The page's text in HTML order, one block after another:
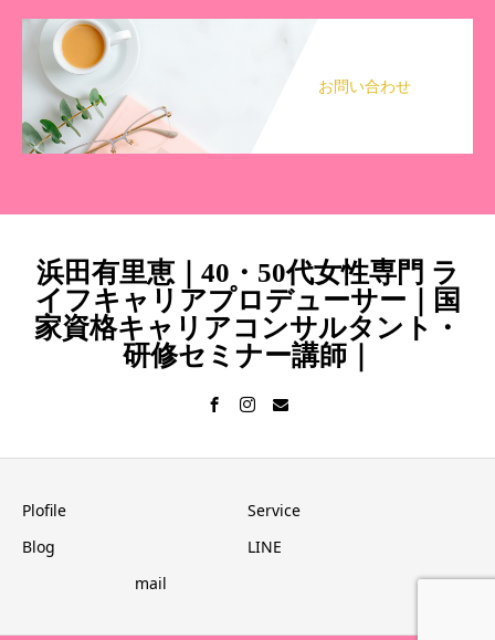
お問い合わせ
浜田有里恵｜40・50代女性専門 ラ
イフキャリアプロデューサー｜国
家資格キャリアコンサルタント・
研修セミナー講師｜
Plofile
Service
Blog
LINE
mail